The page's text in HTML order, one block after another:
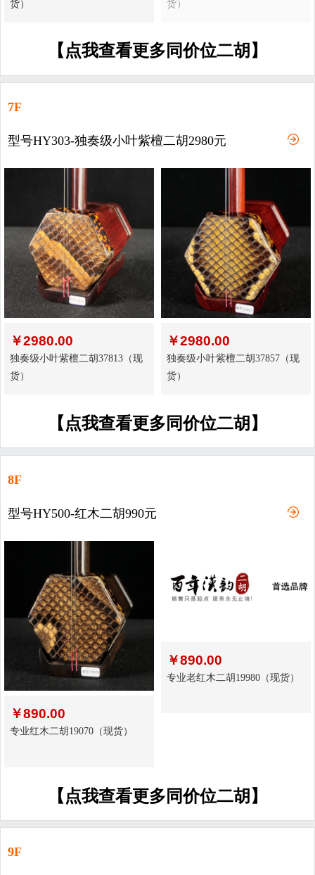
货） 货）
【点我查看更多同价位二胡】
7F
型号HY303-独奏级小叶紫檀二胡2980元
￥2980.00
独奏级小叶紫檀二胡37813（现
货）
￥2980.00
独奏级小叶紫檀二胡37857（现
货）
【点我查看更多同价位二胡】
8F
型号HY500-红木二胡990元
￥890.00
专业红木二胡19070（现货）
￥890.00
专业老红木二胡19980（现货）
【点我查看更多同价位二胡】
9F